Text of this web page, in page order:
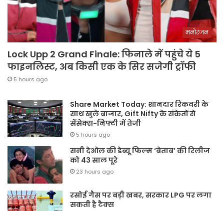
मनोरंजन
Lock Upp 2 Grand Finale: फिनाले में पहुंचे ये 5
फाइनलिस्ट, अब किसी एक के सिर सजेगी ट्रॉफी
5 hours ago
Share Market Today: शानदार रिकवरी के
साथ खुले बाजार, Gift Nifty के संकेतों से
सेंसेक्स-निफ्टी में तेजी
5 hours ago
सनी देओल की डेब्यू फिल्म ‘बेताब’ की रिलीज
को 43 साल पूरे
23 hours ago
रसोई गैस पर बड़ी खबर, सरकार LPG पर लगा
सकती है टैक्स